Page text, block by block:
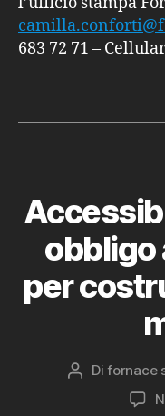
683 72 71 –
obbligo
per
Autore
Difornace